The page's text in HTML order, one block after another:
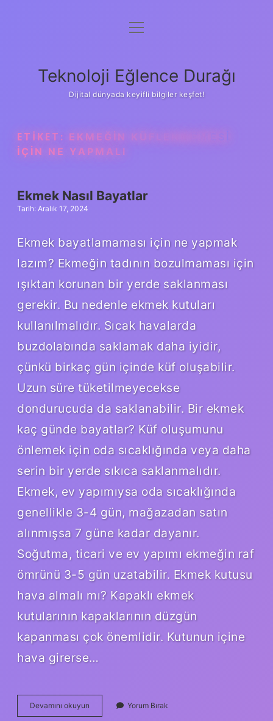
Anasayfa
Yasal Uyarı
menüyü
Teknoloji Eğlence Durağı
Dijital dünyada keyifli bilgiler keşfet!
ETIKET: EKMEĞIN KÜFLENMEMESI
IÇIN NE YAPMALI
Ekmek Nasıl Bayatlar
Tarih: Aralık 17, 2024
Ekmek bayatlamaması için ne yapmak
lazım? Ekmeğin tadının bozulmaması için
ışıktan korunan bir yerde saklanması
gerekir. Bu nedenle ekmek kutuları
kullanılmalıdır. Sıcak havalarda
buzdolabında saklamak daha iyidir,
çünkü birkaç gün içinde küf oluşabilir.
Uzun süre tüketilmeyecekse
dondurucuda da saklanabilir. Bir ekmek
kaç günde bayatlar? Küf oluşumunu
önlemek için oda sıcaklığında veya daha
serin bir yerde sıkıca saklanmalıdır.
Ekmek, ev yapımıysa oda sıcaklığında
genellikle 3-4 gün, mağazadan satın
alınmışsa 7 güne kadar dayanır.
Soğutma, ticari ve ev yapımı ekmeğin raf
ömrünü 3-5 gün uzatabilir. Ekmek kutusu
hava almalı mı? Kapaklı ekmek
kutularının kapaklarının düzgün
kapanması çok önemlidir. Kutunun içine
hava girerse…
Devamını okuyun
Nasıl
Yorum Bırak